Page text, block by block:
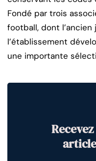
Fondé par trois
football, dont l’ancien
l’établissement
une importante